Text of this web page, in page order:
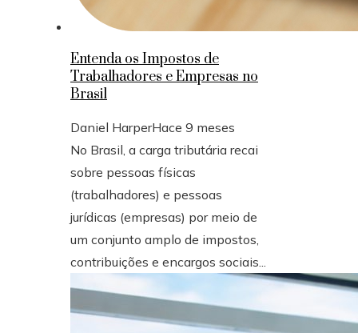
Entenda os Impostos de
Trabalhadores e Empresas no
Brasil
Daniel HarperHace 9 meses
No Brasil, a carga tributária recai
sobre pessoas físicas
(trabalhadores) e pessoas
jurídicas (empresas) por meio de
um conjunto amplo de impostos,
contribuições e encargos sociais...